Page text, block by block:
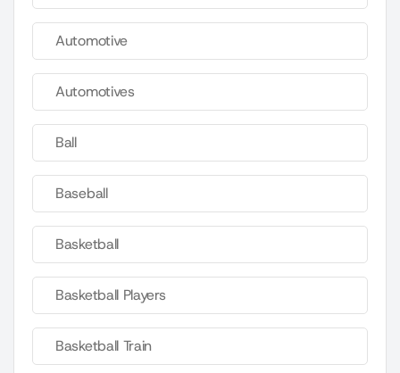
Automotive
Automotives
Ball
Baseball
Basketball
Basketball Players
Basketball Train